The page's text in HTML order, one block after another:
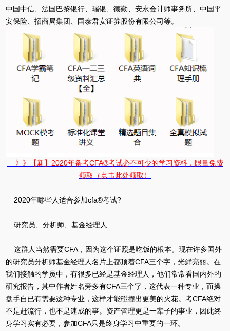
中国中信、法国巴黎银行、瑞银、德勤、安永会计师事务所、中国平
安保险、招商局集团、国泰君安证券股份有限公司等。
》》【新】2020年备考CFA®考试必不可少的学习资料，限量免费
领取（点击此处领取）
2020年哪些人适合参加cfa®考试?
研究员、分析师、基金经理人
这群人当然需要CFA，因为这个证照是吃饭的根本。现在许多国外
的研究员分析师基金经理人名片上都顶着CFA三个字，光鲜亮丽。在
我们接触的学员中，有很多已经是基金经理人，他们常常看国内外的
研究报告，其中作者姓名旁多有CFA三个字，这代表一种专业，而操
盘手自已有需要这种专业，这样才能碰撞出更美的火花。考CFA绝对
不是赶流行，也不是速成的事。资产管理更是一辈子的事业，因此终
身学习实有必要，参加CFA只是终身学习中重要的一环。